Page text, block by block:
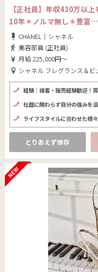
【正社員】年収430万以
10年＊ノルマ無し＊豊富…
CHANEL｜シャネル
美容部員 (正社員)
月給 225,000円～
シャネル フレグランス＆ビューテ
経験｜接客・販売経験歓迎！
社歴に関わらず自分の強みを
ライフスタイルに合わせた様
とりあえず保存